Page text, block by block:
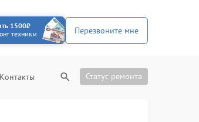
1500₽
техники
Перезвоните мне
Контакты Статус ремонта